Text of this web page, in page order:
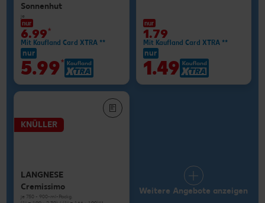
Sonnenhut
je
nur
6.99*
Mit Kaufland Card XTRA **
nur
5.99*
nur
1.79
Mit Kaufland Card XTRA **
nur
1.49
KNÜLLER
LANGNESE
Cremissimo
je 750 - 900-ml-Packg.
Weitere Angebote anzeigen